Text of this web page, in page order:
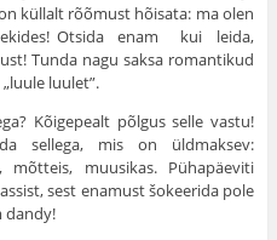
küllalt rõõmust hõisata: ma olen
Otsida enam kui leida,
Tunda nagu saksa romantikud
luulet”.
Kõigepealt põlgus selle vastu!
sellega, mis on üldmaksev:
mõtteis, muusikas. Pühapäeviti
sest enamust šokeerida pole
dandy!